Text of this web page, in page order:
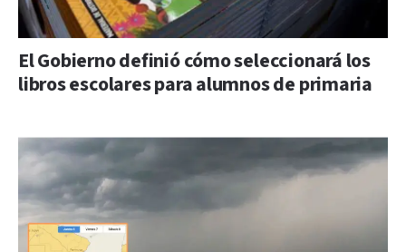
El Gobierno definió cómo seleccionará los
libros escolares para alumnos de primaria